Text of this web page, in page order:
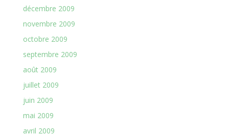
décembre 2009
novembre 2009
octobre 2009
septembre 2009
août 2009
juillet 2009
juin 2009
mai 2009
avril 2009